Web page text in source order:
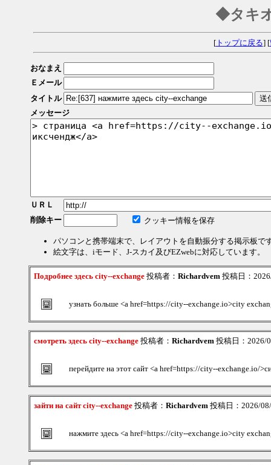
◆タキ
[トップに戻る] [
おなまえ
Ｅメール
タイトル
メッセージ
ＵＲＬ
削除キー
クッキー情報を保存
パソコンと携帯端末で、レイアウトを自動振分する掲示板で
絵文字は、iモード、J-スカイ及びEZwebに対応しています。
Подробнее здесь city--exchange 投稿者： Richardvem 投稿日：
узнать больше <a href=https://city--exchange.io>city
смотреть здесь city--exchange 投稿者： Richardvem 投稿日：2026/
перейдите на этот сайт <a href=https://city--exchange.io/
зайти на сайт city--exchange 投稿者： Richardvem 投稿日：2026/
нажмите здесь <a href=https://city--exchange.io>city